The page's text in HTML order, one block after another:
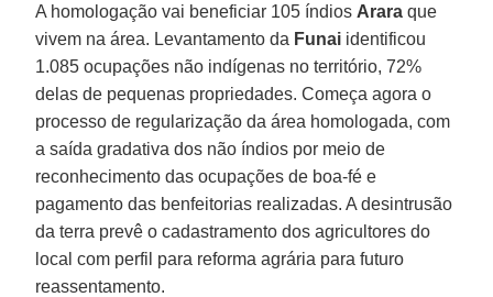
A homologação vai beneficiar 105 índios Arara que
vivem na área. Levantamento da Funai identificou
1.085 ocupações não indígenas no território, 72%
delas de pequenas propriedades. Começa agora o
processo de regularização da área homologada, com
a saída gradativa dos não índios por meio de
reconhecimento das ocupações de boa-fé e
pagamento das benfeitorias realizadas. A desintrusão
da terra prevê o cadastramento dos agricultores do
local com perfil para reforma agrária para futuro
reassentamento.